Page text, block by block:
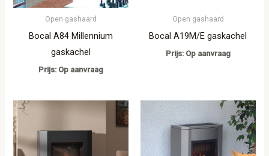
Open gashaard
Bocal A84 Millennium
gaskachel
Prijs: Op aanvraag
Open gashaard
Bocal A19M/E gaskachel
Prijs: Op aanvraag